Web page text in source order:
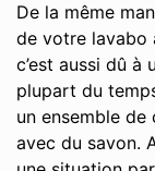
De la même
de votre lavabo
c’est aussi dû
plupart du
un ensemble
avec du savon.